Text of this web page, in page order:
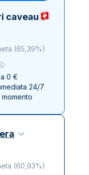
caveau
(65,39%)
0 €
24/7
(60,93%)